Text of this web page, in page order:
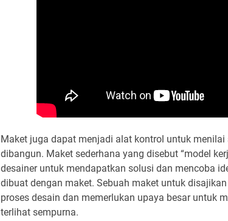
Maket juga dapat menjadi alat kontrol untuk menilai
dibangun. Maket sederhana yang disebut “model
desainer untuk mendapatkan solusi dan mencoba
dibuat dengan maket. Sebuah maket untuk
proses desain dan memerlukan upaya besar untuk
terlihat sempurna.